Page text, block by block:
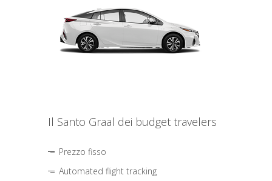
Il Santo Graal dei budget travelers
Prezzo fisso
Automated flight tracking